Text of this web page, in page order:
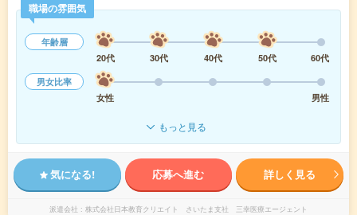
職場の雰囲気
年齢層
20代
30代 40代 50代
60代
男女比率
女性
男性
もっと見る
気になる! 応募へ進む 詳しく見る
派遣会社 株式会社日本教育クリエイト さいたま支社 三幸医療エージェント